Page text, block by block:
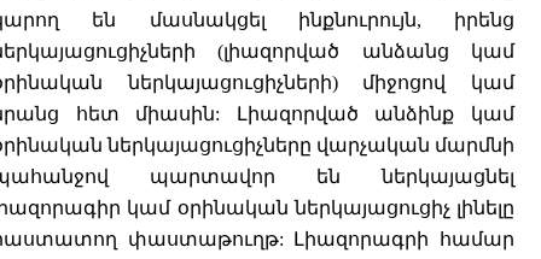
են մասնակցել ինքնուրույն, իրենց
(լիազորված անձանց կամ
ներկայացուցիչների) միջոցով կամ
հետ միասին: Լիազորված անձինք կամ
ներկայացուցիչները վարչական մարմնի
պարտավոր են ներկայացնել
կամ օրինական ներկայացուցիչ լինելը
փաստաթուղթ: Լիազորագրի համար